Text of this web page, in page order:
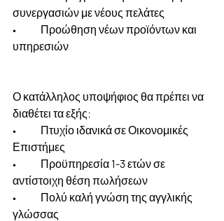
συνεργασιών με νέους πελάτες
• 	Προώθηση νέων προϊόντων και
υπηρεσιών
Ο κατάλληλος υποψήφιος θα πρέπει να
διαθέτει τα εξής:
• 	Πτυχίο ιδανικά σε Οικονομικές
Επιστήμες
• 	Προϋπηρεσία 1-3 ετών σε
αντίστοιχη θέση πωλήσεων
• 	Πολύ καλή γνώση της αγγλικής
γλώσσας